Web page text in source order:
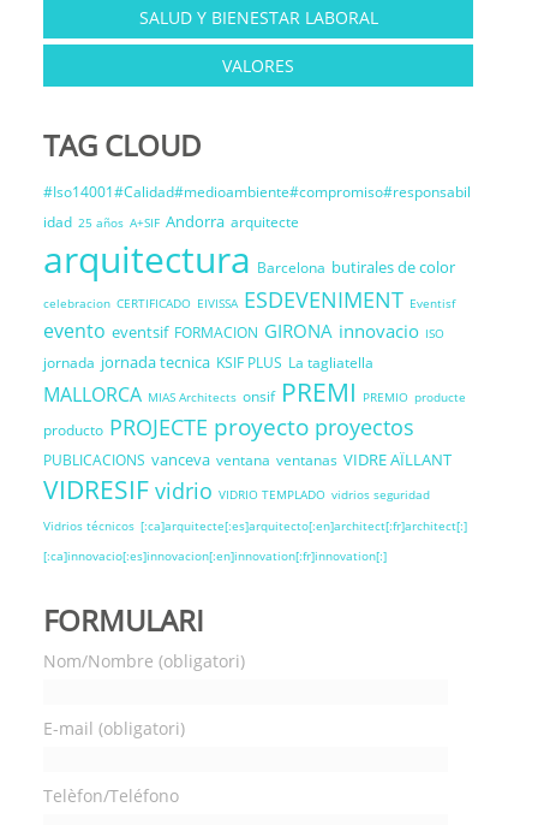
SALUD Y BIENESTAR LABORAL
VALORES
TAG CLOUD
#Iso14001#Calidad#medioambiente#compromiso#responsabil
idad 25 años A+SIF Andorra arquitecte
arquitectura Barcelona butirales de color
celebracion CERTIFICADO EIVISSA ESDEVENIMENT Eventisf
evento eventsif FORMACION GIRONA innovacio ISO
jornada jornada tecnica KSIF PLUS La tagliatella
MALLORCA MIAS Architects onsif PREMI PREMIO producte
producto PROJECTE proyecto proyectos
PUBLICACIONS vanceva ventana ventanas VIDRE AÏLLANT
VIDRESIF vidrio VIDRIO TEMPLADO vidrios seguridad
Vidrios técnicos [:ca]arquitecte[:es]arquitecto[:en]architect[:fr]architect[:]
[:ca]innovacio[:es]innovacion[:en]innovation[:fr]innovation[:]
FORMULARI
Nom/Nombre (obligatori)
E-mail (obligatori)
Telèfon/Teléfono